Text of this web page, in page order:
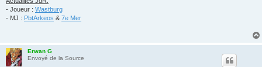
- Joueur : Wastburg
- MJ : PbtArkeos & 7e Mer
Erwan G
Envoyé de la Source